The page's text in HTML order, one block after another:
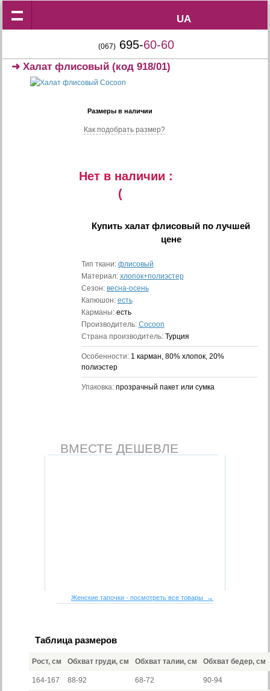
UA
UA
(067) 695-60-60
➜Халат флисовый (код 918/01)
Размеры в наличии
Как подобрать размер?
Нет в наличии :
(
Купитьхалат флисовый по лучшей
цене
Тип ткани: флисовый
Материал: хлопок+полиэстер
Сезон: весна-осень
Капюшон: есть
Карманы: есть
Производитель: Cocoon
Страна производитель: Турция
Особенности: 1 карман, 80% хлопок, 20%
полиэстер
Упаковка: прозрачный пакет или сумка
ВМЕСТЕ ДЕШЕВЛЕ
Женские тапочки - посмотреть все товары →
Таблица размеров
Рост, см Обхват груди, см Обхват талии, см Обхват бедер, см
164-167 88-92 68-72 90-94